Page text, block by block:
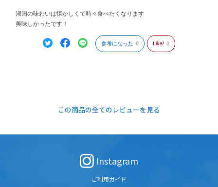
湖国の味わいは懐かしくて時々食べたくなります
美味しかったです！
参考になった 0 Like! 0
この商品の全てのレビューを見る
Instagram
ご利用ガイド